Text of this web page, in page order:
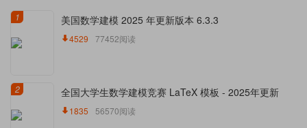
1 美国数学建模 2025 年更新版本 6.3.3
4529 77452阅读
2 全国大学生数学建模竞赛 LaTeX 模板 - 2025年更新
1835 56570阅读